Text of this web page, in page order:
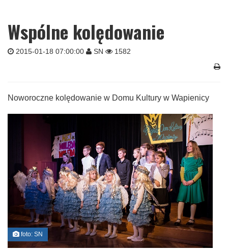
Wspólne kolędowanie
2015-01-18 07:00:00 SN 1582
Noworoczne kolędowanie w Domu Kultury w Wapienicy
foto: SN